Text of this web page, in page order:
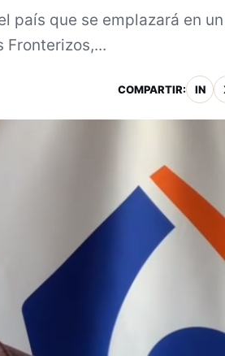
país que se emplazará en un
Fronterizos,...
COMPARTIR: IN